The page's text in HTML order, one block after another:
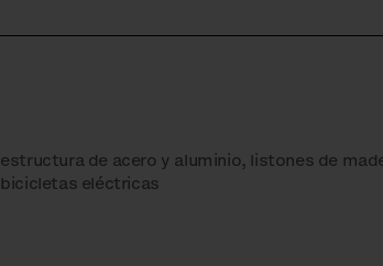
estructura de acero y aluminio, listones de
bicicletas eléctricas